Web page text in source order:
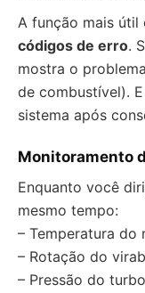
A função mais útil
códigos de erro.
mostra o
de combustível).
sistema após
Monitoramento
Enquanto você
mesmo tempo:
– Temperatura do
– Rotação do
– Pressão do turbo